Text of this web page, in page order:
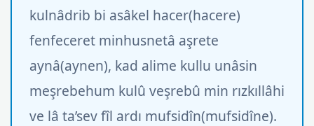
kulnâdrib bi asâkel hacer(hacere)
fenfeceret minhusnetâ aşrete
aynâ(aynen), kad alime kullu unâsin
meşrebehum kulû veşrebû min rızkıllâhi
ve lâ ta’sev fîl ardı mufsidîn(mufsidîne).